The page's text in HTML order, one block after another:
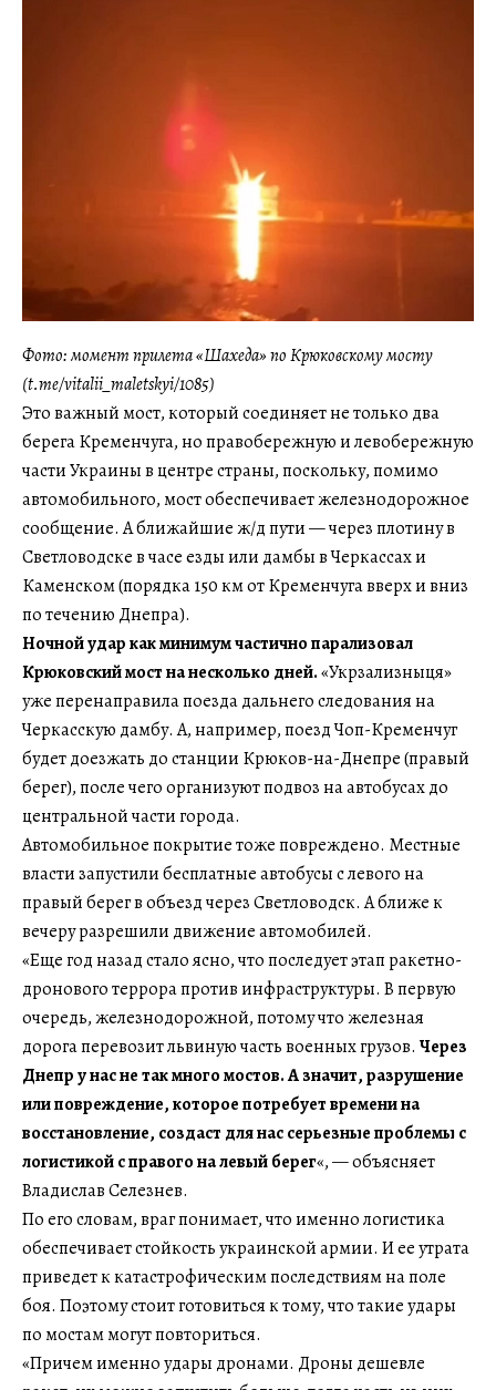
Фото: момент прилета «Шахеда» по Крюковскому мосту
(t.me/vitalii_maletskyi/1085)
Это важный мост, который соединяет не только два
берега Кременчуга, но правобережную и левобережную
части Украины в центре страны, поскольку, помимо
автомобильного, мост обеспечивает железнодорожное
сообщение. А ближайшие ж/д пути — через плотину в
Светловодске в часе езды или дамбы в Черкассах и
Каменском (порядка 150 км от Кременчуга вверх и вниз
по течению Днепра).
Ночной удар как минимум частично парализовал
Крюковский мост на несколько дней.«Укрзализныця»
уже перенаправила поезда дальнего следования на
Черкасскую дамбу. А, например, поезд Чоп-Кременчуг
будет доезжать до станции Крюков-на-Днепре (правый
берег), после чего организуют подвоз на автобусах до
центральной части города.
Автомобильное покрытие тоже повреждено. Местные
власти запустили бесплатные автобусы с левого на
правый берег в объезд через Светловодск. А ближе к
вечеру разрешили движение автомобилей.
«Еще год назад стало ясно, что последует этап ракетно-
дронового террора против инфраструктуры. В первую
очередь, железнодорожной, потому что железная
дорога перевозит львиную часть военных грузов. Через
Днепр у нас не так много мостов. А значит, разрушение
или повреждение, которое потребует времени на
восстановление, создаст для нас серьезные проблемы с
логистикой с правого на левый берег«, — объясняет
Владислав Селезнев.
По его словам, враг понимает, что именно логистика
обеспечивает стойкость украинской армии. И ее утрата
приведет к катастрофическим последствиям на поле
боя. Поэтому стоит готовиться к тому, что такие удары
по мостам могут повториться.
«Причем именно удары дронами. Дроны дешевле